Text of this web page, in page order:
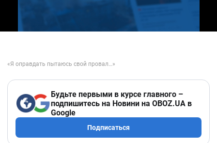
Будьте первыми в курсе главного –
подпишитесь на Новини на OBOZ.UA в
Google
Подписаться